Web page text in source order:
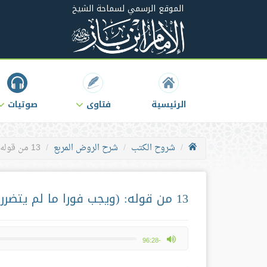
الموقع الرسمي لسماحة الشيخ
الرئيسية فتاوى صوتيات
شروح الكتب شرح الروض المربع 13 من قوله: (ويجب فورا ما لم يتضرر في بدنه أو معيشة يحتاجها)
13 من قوله: (ويجب فورا ما لم يتضرر في بدنه أو معيشة يحتاجها)
-96:28
max volume